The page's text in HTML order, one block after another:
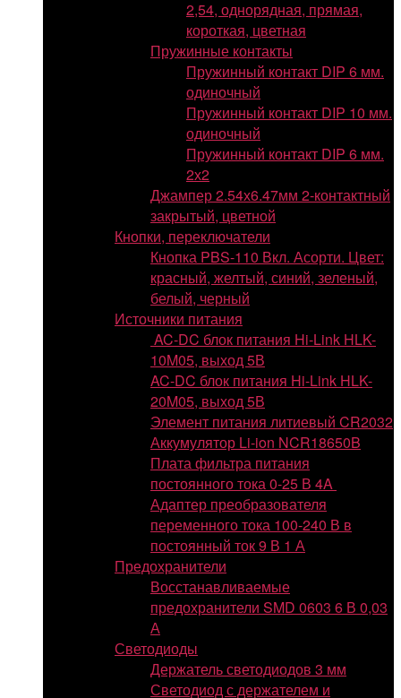
2,54, однорядная, прямая,
короткая, цветная
Пружинные контакты
Пружинный контакт DIP 6 мм.
одиночный
Пружинный контакт DIP 10 мм.
одиночный
Пружинный контакт DIP 6 мм.
2х2
Джампер 2.54х6.47мм 2-контактный
закрытый, цветной
Кнопки, переключатели
Кнопка PBS-110 Вкл. Асорти. Цвет:
красный, желтый, синий, зеленый,
белый, черный
Источники питания
AC-DC блок питания Hi-Link HLK-
10M05, выход 5В
AC-DC блок питания Hi-Link HLK-
20M05, выход 5В
Элемент питания литиевый CR2032
Аккумулятор Li-ion NCR18650B
Плата фильтра питания
постоянного тока 0-25 В 4A
Адаптер преобразователя
переменного тока 100-240 В в
постоянный ток 9 В 1 А
Предохранители
Восстанавливаемые
предохранители SMD 0603 6 В 0,03
А
Светодиоды
Держатель светодиодов 3 мм
Светодиод с держателем и